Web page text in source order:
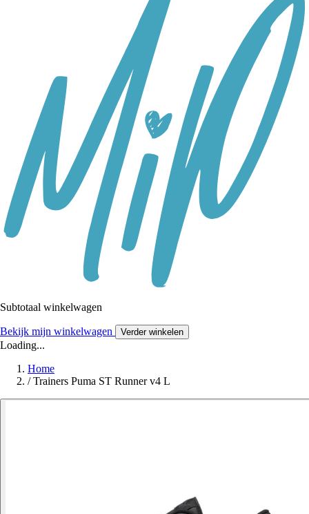
Subtotaal winkelwagen
Bekijk mijn winkelwagen Verder winkelen
Loading...
Home
/ Trainers Puma ST Runner v4 L